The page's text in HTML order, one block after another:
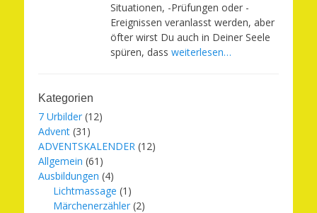
Situationen, -Prüfungen oder -
Ereignissen veranlasst werden, aber
öfter wirst Du auch in Deiner Seele
spüren, dass weiterlesen…
Kategorien
7 Urbilder (12)
Advent (31)
ADVENTSKALENDER (12)
Allgemein (61)
Ausbildungen (4)
Lichtmassage (1)
Märchenerzähler (2)